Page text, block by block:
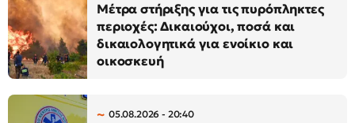
Μέτρα στήριξης για τις πυρόπληκτες
περιοχές: Δικαιούχοι, ποσά και
δικαιολογητικά για ενοίκιο και
οικοσκευή
05.08.2026 - 20:40